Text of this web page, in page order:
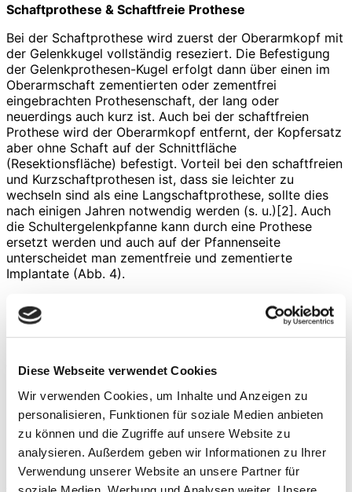
Diese Webseite verwendet Cookies
Wir verwenden Cookies, um Inhalte und Anzeigen zu
personalisieren, Funktionen für soziale Medien anbieten
zu können und die Zugriffe auf unsere Website zu
analysieren. Außerdem geben wir Informationen zu Ihrer
Verwendung unserer Website an unsere Partner für
Schaftprothese & Schaftfreie Prothese
Bei der Schaftprothese wird zuerst der Oberarmkopf mit
der Gelenkkugel vollständig reseziert. Die Befestigung
der Gelenkprothesen-Kugel erfolgt dann über einen im
Oberarmschaft zementierten oder zementfrei
eingebrachten Prothesenschaft, der lang oder
neuerdings auch kurz ist. Auch bei der schaftfreien
Prothese wird der Oberarmkopf entfernt, der Kopfersatz
aber ohne Schaft auf der Schnittfläche
(Resektionsfläche) befestigt. Vorteil bei den schaftfreien
und Kurzschaftprothesen ist, dass sie leichter zu
wechseln sind als eine Langschaftprothese, sollte dies
nach einigen Jahren notwendig werden (s. u.)[2]. Auch
die Schultergelenkpfanne kann durch eine Prothese
ersetzt werden und auch auf der Pfannenseite
unterscheidet man zementfreie und zementierte
Implantate (Abb. 4).
Abb. 4 Zementfreie und zementierte
Für alle Formen der Arthrose des Schultergelenks mit
intakter Rotatorenmanschette ist in der Regel die
anatomische Prothese indiziert (Omarthrose
(Gelenkverschleiß im Schultergelenk), Arthrose nach
Knochenbrüchen (posttraumatisch), Absterben des
Oberarmkopfes (Humeruskopfnekrose), Rheumatoide
Arthritis). Durch diese werden die erkrankten